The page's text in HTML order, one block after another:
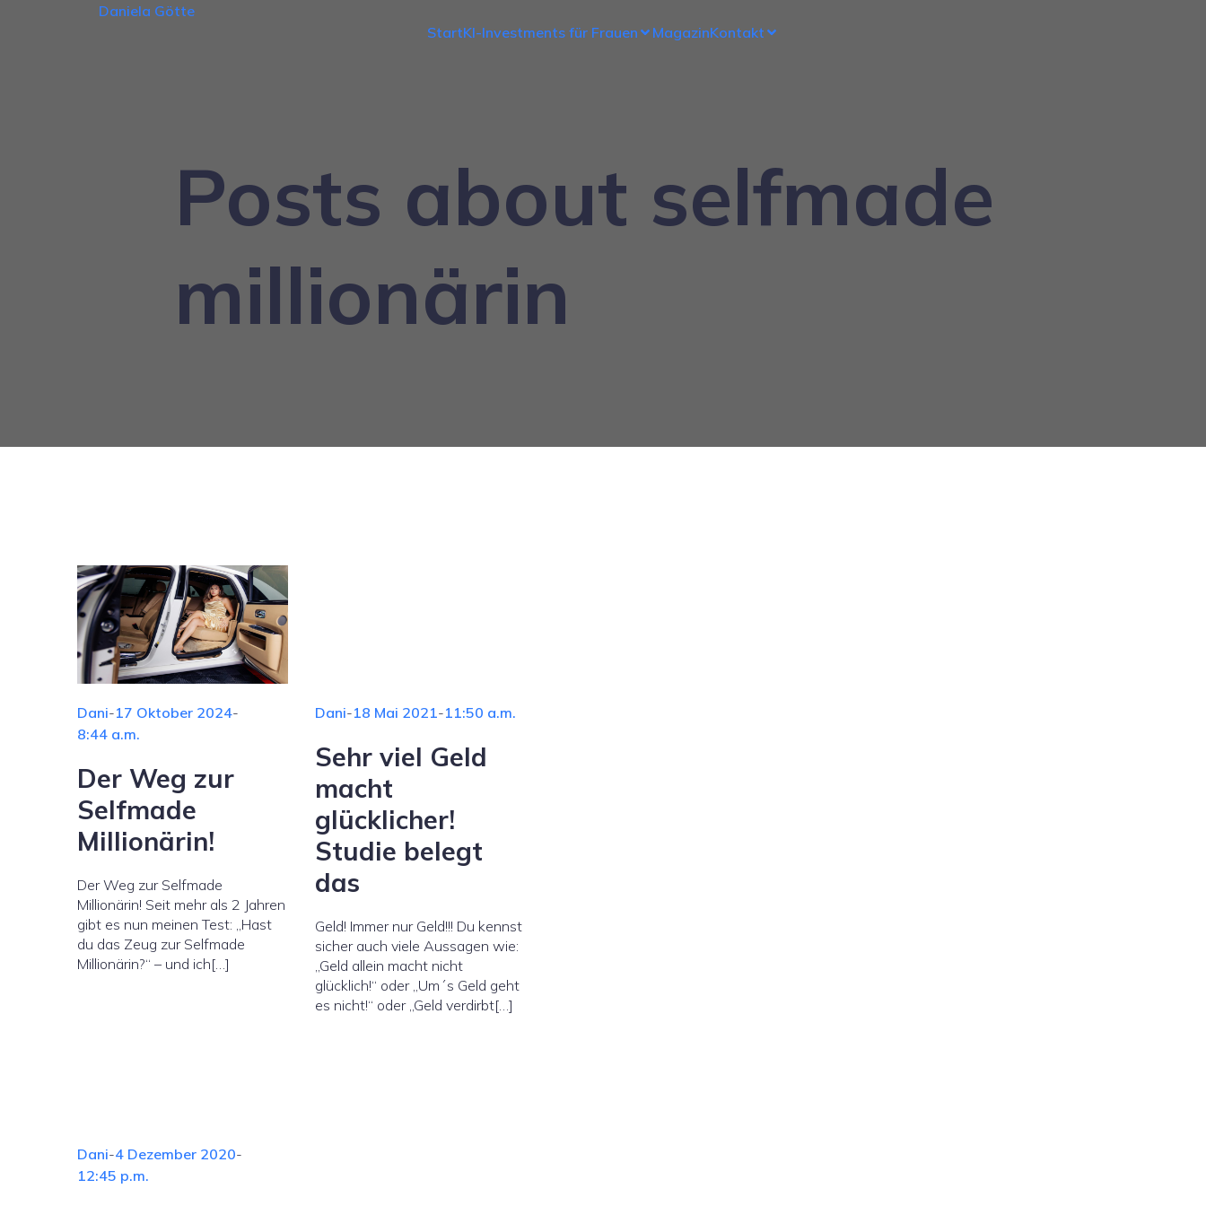
Daniela Götte
StartKI-Investments für Frauen MagazinKontakt
Posts about selfmade
millionärin
Dani-17 Oktober 2024-
8:44 a.m.
Der Weg zur
Selfmade
Millionärin!
Der Weg zur Selfmade
Millionärin! Seit mehr als 2 Jahren
gibt es nun meinen Test: „Hast
du das Zeug zur Selfmade
Millionärin?“ – und ich[…]
Dani-18 Mai 2021-11:50 a.m.
Sehr viel Geld
macht
glücklicher!
Studie belegt
das
Geld! Immer nur Geld!!! Du kennst
sicher auch viele Aussagen wie:
„Geld allein macht nicht
glücklich!“ oder „Um´s Geld geht
es nicht!“ oder „Geld verdirbt[…]
Dani-4 Dezember 2020-
12:45 p.m.